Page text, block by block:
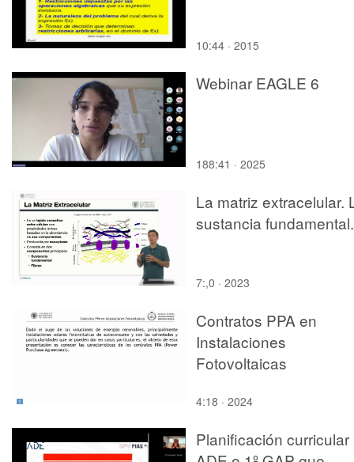
10:44 · 2015
Webinar EAGLE 6
188:41 · 2025
La matriz extracelular.
sustancia fundamental.
7:,0 · 2023
Contratos PPA en
Instalaciones
Fotovoltaicas
4:18 · 2024
Planificación curricular